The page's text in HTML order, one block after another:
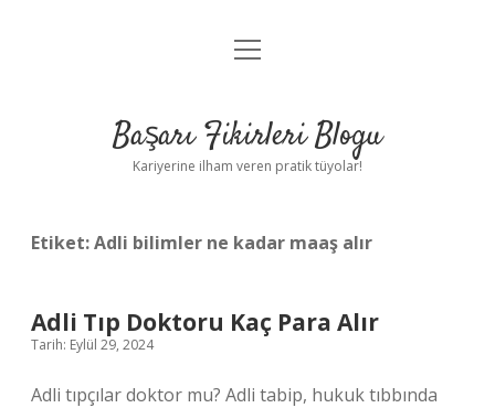
Anasayfa
Yasal Uyarı
menüyü
Başarı Fikirleri Blogu
Kariyerine ilham veren pratik tüyolar!
Etiket:Adli bilimler ne kadar maaş alır
Adli Tıp Doktoru Kaç Para Alır
Tarih: Eylül 29, 2024
Adli tıpçılar doktor mu? Adli tabip, hukuk tıbbında